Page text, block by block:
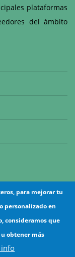
plataformas
del ámbito
para mejorar tu
personalizado en
consideramos que
obtener más
info